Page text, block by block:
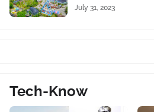
July 31, 2023
Tech-Know